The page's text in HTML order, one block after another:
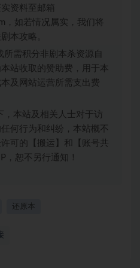
资料至邮箱
，如若情况属实，我们将
本攻略。
所需积分非剧本杀资源自
站收取的赞助费，用于本
及网站运营所需支出费
，本站及相关人士对于访
何行为和纠纷，本站概不
可的【搬运】和【账号共
，恕不另行通知！
还原本